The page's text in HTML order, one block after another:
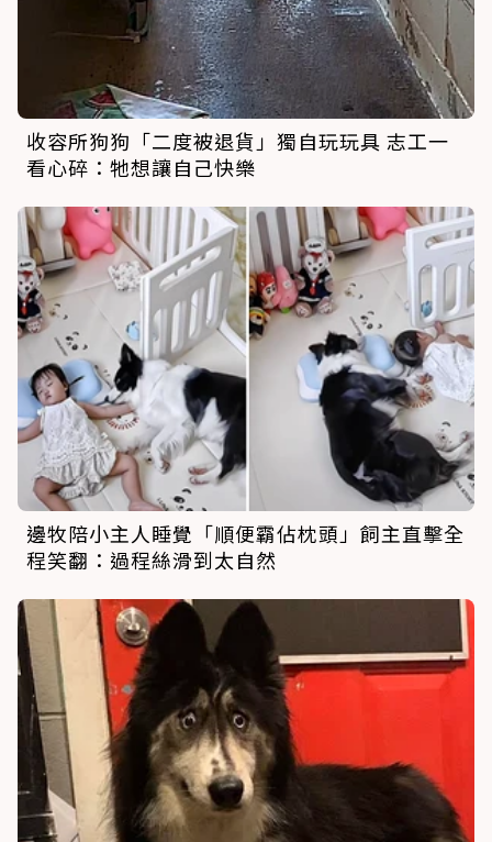
收容所狗狗「二度被退貨」獨自玩玩具 志工一
看心碎：牠想讓自己快樂
邊牧陪小主人睡覺「順便霸佔枕頭」飼主直擊全
程笑翻：過程絲滑到太自然